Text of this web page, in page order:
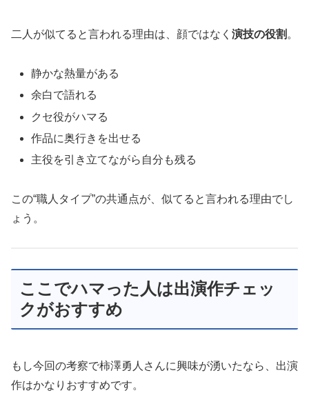
二人が似てると言われる理由は、顔ではなく 演技の役割 。
静かな熱量がある
余白で語れる
クセ役がハマる
作品に奥行きを出せる
主役を引き立てながら自分も残る
この“職人タイプ”の共通点が、似てると言われる理由でし
ょう。
ここでハマった人は出演作チェッ
クがおすすめ
もし今回の考察で柿澤勇人さんに興味が湧いたなら、出演
作はかなりおすすめです。